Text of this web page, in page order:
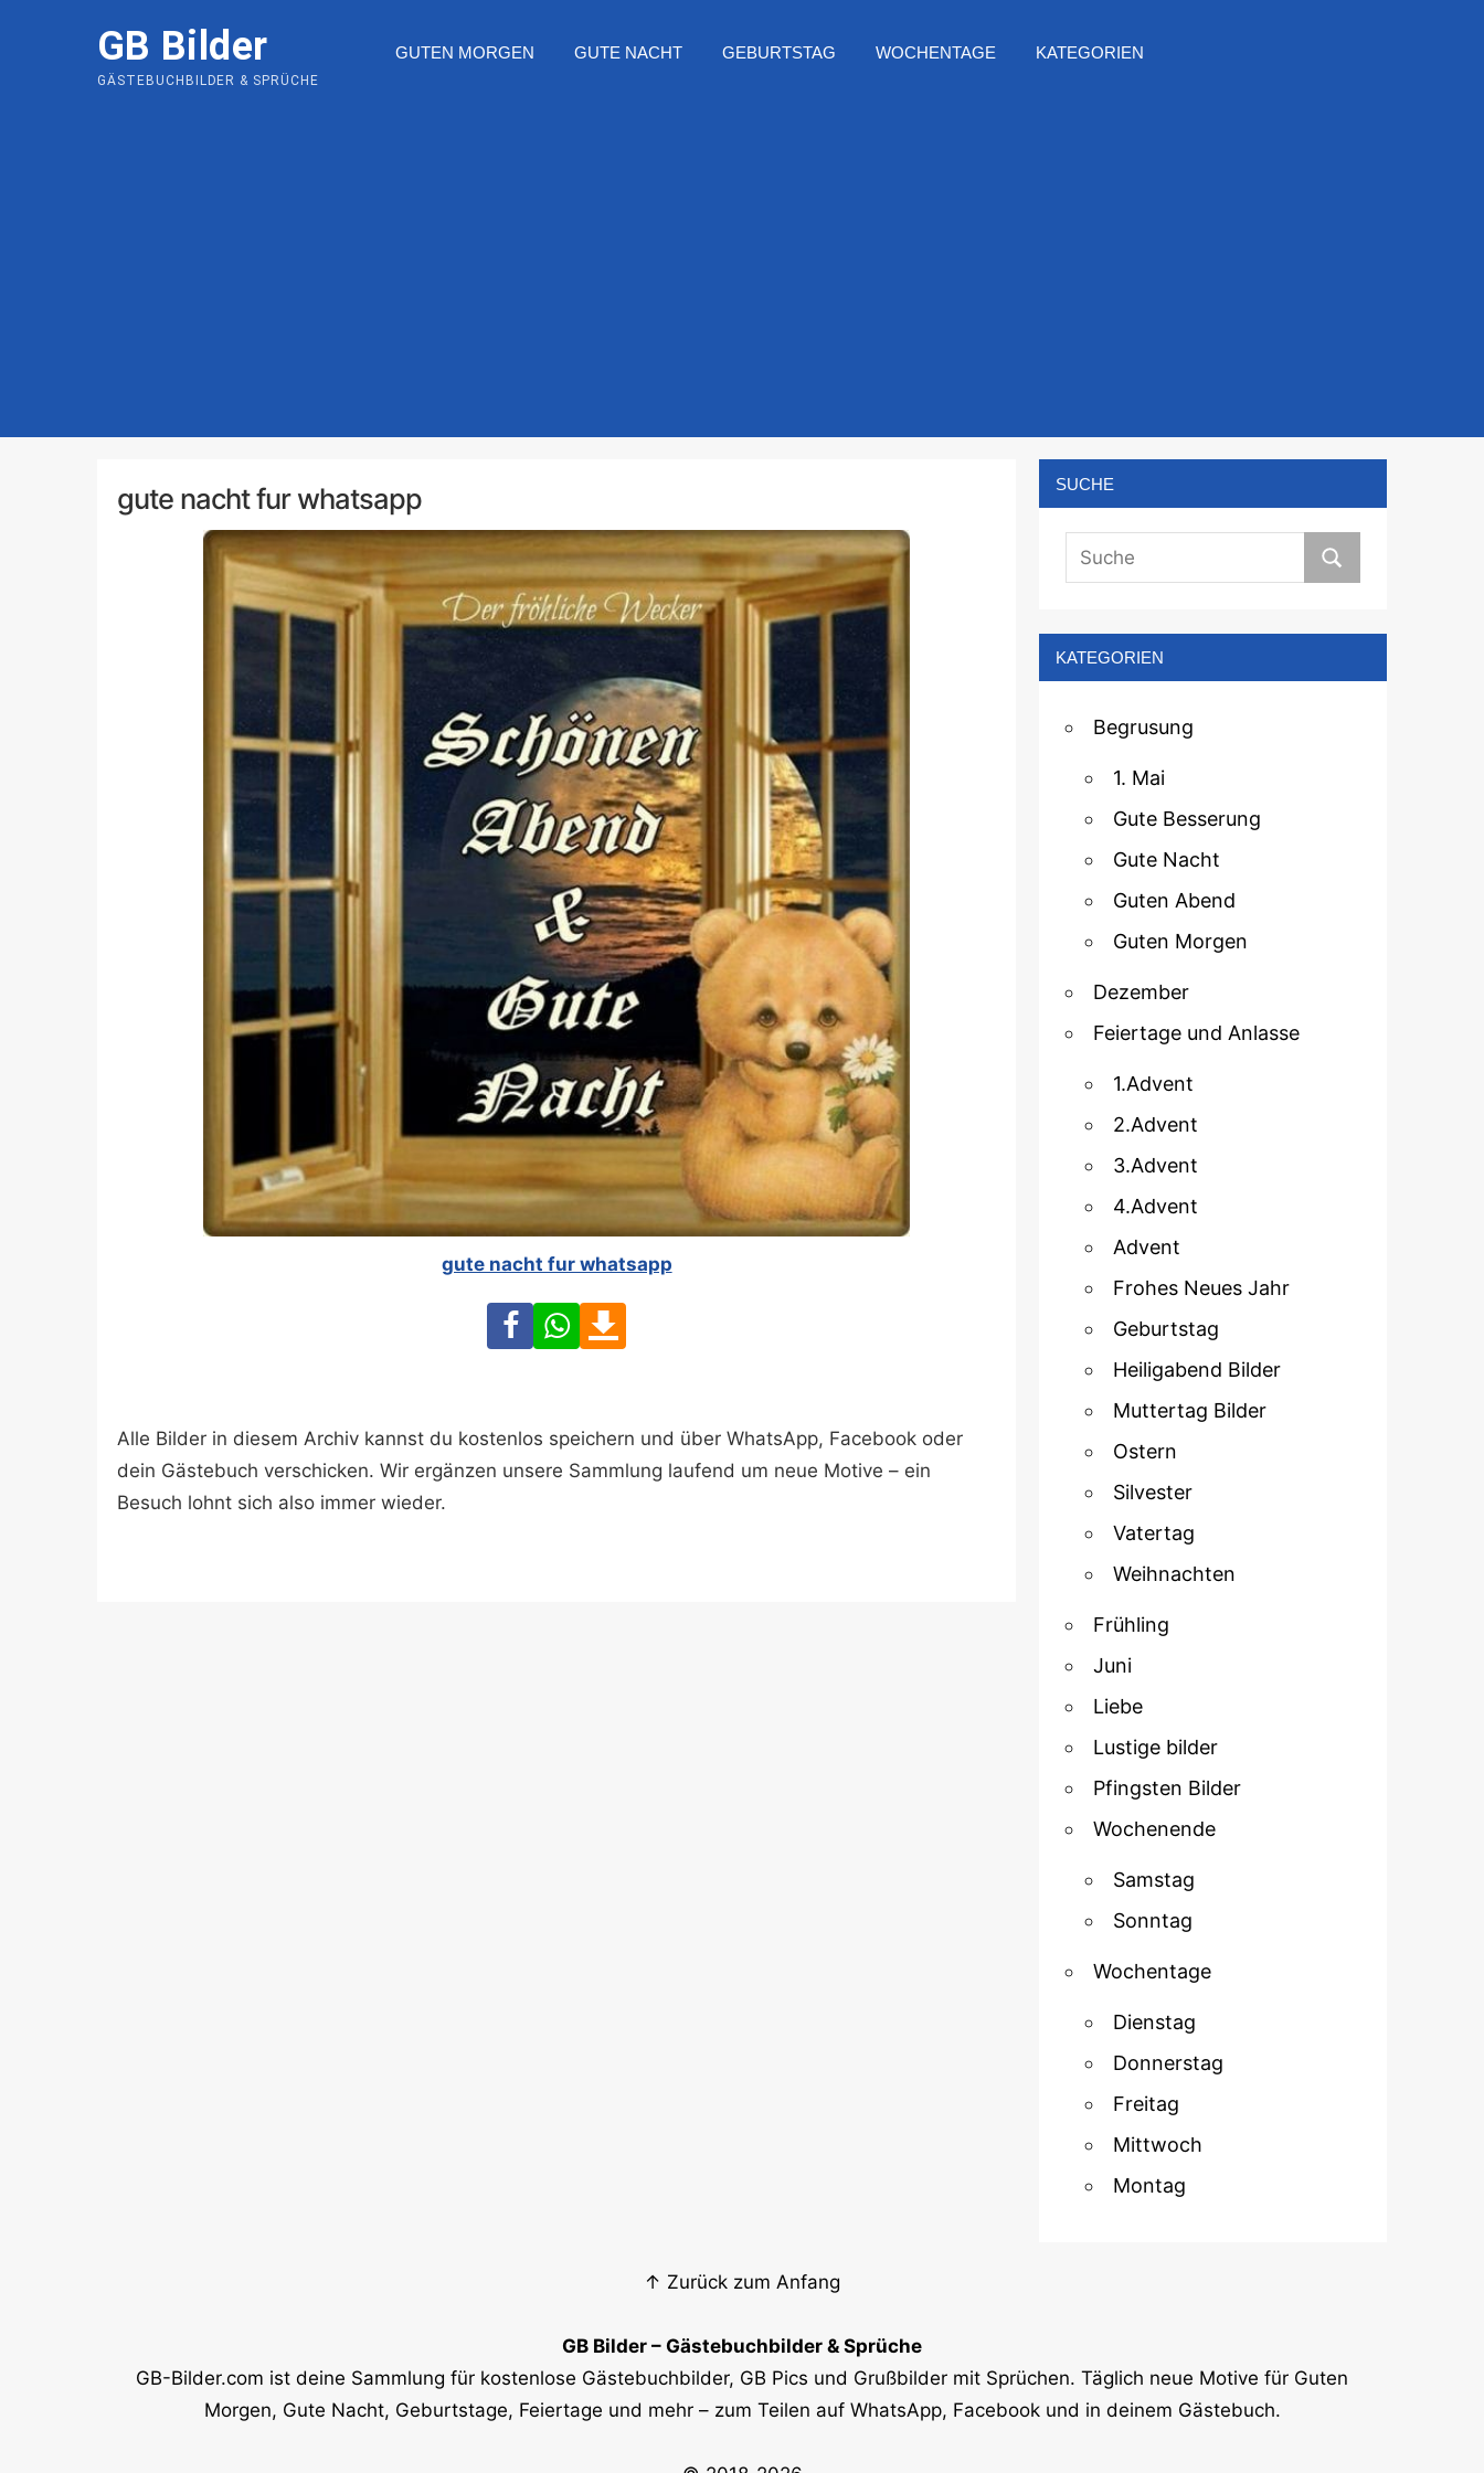
GB Bilder
GÄSTEBUCHBILDER & SPRÜCHE
GUTEN MORGEN GUTE NACHT GEBURTSTAG WOCHENTAGE KATEGORIEN
gute nacht fur whatsapp
gute nacht fur whatsapp
FacebookWhatsApp
Alle Bilder in diesem Archiv kannst du kostenlos speichern und über WhatsApp, Facebook oder
dein Gästebuch verschicken. Wir ergänzen unsere Sammlung laufend um neue Motive – ein
Besuch lohnt sich also immer wieder.
SUCHE
KATEGORIEN
Begrusung
1. Mai
Gute Besserung
Gute Nacht
Guten Abend
Guten Morgen
Dezember
Feiertage und Anlasse
1.Advent
2.Advent
3.Advent
4.Advent
Advent
Frohes Neues Jahr
Geburtstag
Heiligabend Bilder
Muttertag Bilder
Ostern
Silvester
Vatertag
Weihnachten
Frühling
Juni
Liebe
Lustige bilder
Pfingsten Bilder
Wochenende
Samstag
Sonntag
Wochentage
Dienstag
Donnerstag
Freitag
Mittwoch
Montag
↑ Zurück zum Anfang
GB Bilder – Gästebuchbilder & Sprüche
GB-Bilder.com ist deine Sammlung für kostenlose Gästebuchbilder, GB Pics und Grußbilder mit Sprüchen. Täglich neue Motive für Guten
Morgen, Gute Nacht, Geburtstage, Feiertage und mehr – zum Teilen auf WhatsApp, Facebook und in deinem Gästebuch.